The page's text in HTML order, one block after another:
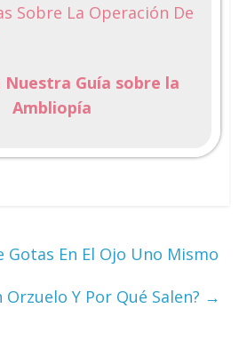
Sobre La Operación De
Nuestra Guía sobre la
Ambliopía
Gotas En El Ojo Uno Mismo
Orzuelo Y Por Qué Salen? →